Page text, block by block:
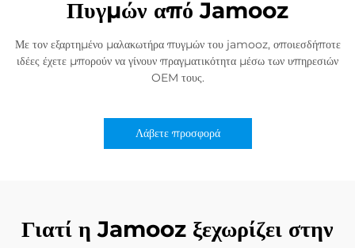
Πυγμών από Jamooz
Με τον εξαρτημένο μαλακωτήρα πυγμών του jamooz, οποιεσδήποτε
ιδέες έχετε μπορούν να γίνουν πραγματικότητα μέσω των υπηρεσιών
OEM τους.
Λάβετε προσφορά
Γιατί η Jamooz ξεχωρίζει στην